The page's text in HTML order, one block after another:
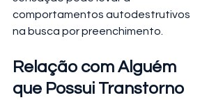
comportamentos autodestrutivos
na busca por preenchimento.
Relação com Alguém
que Possui Transtorno